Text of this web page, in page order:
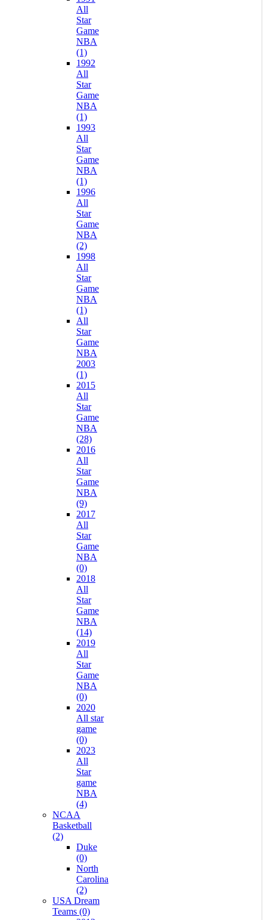
All
Star
Game
NBA
(1)
1992
All
Star
Game
NBA
(1)
1993
All
Star
Game
NBA
(1)
1996
All
Star
Game
NBA
(2)
1998
All
Star
Game
NBA
(1)
All
Star
Game
NBA
2003
(1)
2015
All
Star
Game
NBA
(28)
2016
All
Star
Game
NBA
(9)
2017
All
Star
Game
NBA
(0)
2018
All
Star
Game
NBA
(14)
2019
All
Star
Game
NBA
(0)
2020
All star
game
(0)
2023
All
Star
game
NBA
(4)
NCAA
Basketball
(2)
Duke
(0)
North
Carolina
(2)
USA Dream
Teams (0)